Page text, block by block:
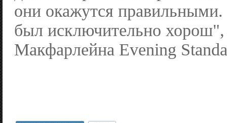
они окажутся
был исключительно
Макфарлейна Evening